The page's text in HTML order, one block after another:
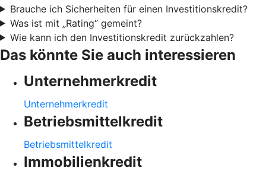
Brauche ich Sicherheiten für einen Investitionskredit?
Was ist mit „Rating“ gemeint?
Wie kann ich den Investitionskredit zurückzahlen?
Das könnte Sie auch interessieren
Unternehmerkredit
Unternehmerkredit
Betriebsmittelkredit
Betriebsmittelkredit
Immobilienkredit